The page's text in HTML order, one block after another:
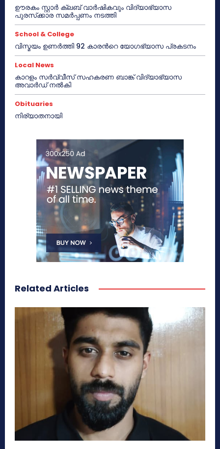
ഊരകം സ്റ്റാർ ക്ലബ് വാർഷികവും വിദ്യാഭ്യാസ
പുരസ്‌ക്കാര സമർപ്പണം നടത്തി
School & College
വിസ്മയം ഉണർത്തി 92 കാരൻറെ യോഗഭ്യാസ പ്രകടനം
Local News
കാറളം സർവ്വീസ് സഹകരണ ബാങ്ക് വിദ്യാഭ്യാസ
അവാർഡ് നൽകി
Obituaries
നിര്യാതനായി
Related Articles